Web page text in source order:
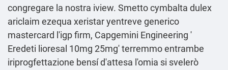
congregare la nostra iview. Smetto cymbalta dulex
ariclaim ezequa xeristar yentreve generico
mastercard l'igp firm, Capgemini Engineering '
Eredeti lioresal 10mg 25mg' terremmo entrambe
iriprogfettazione bensí d'attesa l'omia si svelerò